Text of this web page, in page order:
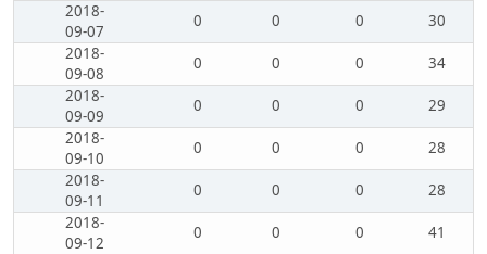
2018-
09-07
0 0 0
30
2018-
09-08
0 0 0
34
2018-
09-09
0 0 0
29
2018-
09-10
0 0 0
28
2018-
09-11
0 0 0
28
2018-
09-12
0 0 0
41